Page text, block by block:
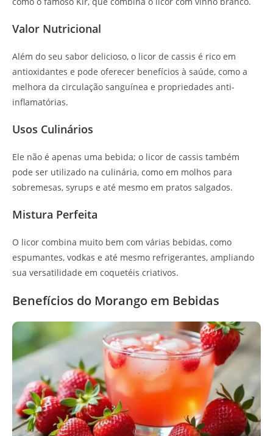
Valor Nutricional
Além do seu sabor delicioso, o licor de cassis é rico em
antioxidantes e pode oferecer benefícios à saúde, como a
melhora da circulação sanguínea e propriedades anti-
inflamatórias.
Usos Culinários
Ele não é apenas uma bebida; o licor de cassis também
pode ser utilizado na culinária, como em molhos para
sobremesas, syrups e até mesmo em pratos salgados.
Mistura Perfeita
O licor combina muito bem com várias bebidas, como
espumantes, vodkas e até mesmo refrigerantes, ampliando
sua versatilidade em coquetéis criativos.
Benefícios do Morango em Bebidas